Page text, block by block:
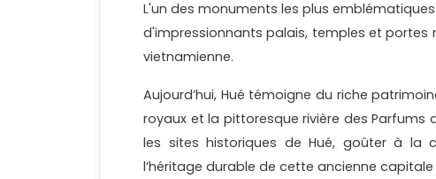
L'un des monuments les plus
d'impressionnants palais, temples et
vietnamienne.
Aujourd’hui, Hué témoigne du riche
royaux et la pittoresque rivière des Parfums
les sites historiques de Hué, goûter à la
l’héritage durable de cette ancienne capitale